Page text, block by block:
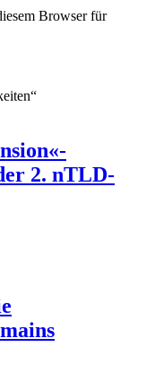
Browser für
2. nTLD-